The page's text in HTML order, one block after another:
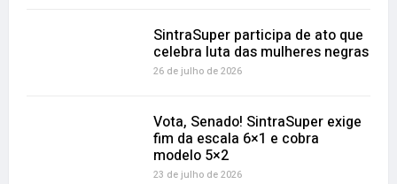
SintraSuper participa de ato que
celebra luta das mulheres negras
26 de julho de 2026
Vota, Senado! SintraSuper exige
fim da escala 6×1 e cobra
modelo 5×2
23 de julho de 2026